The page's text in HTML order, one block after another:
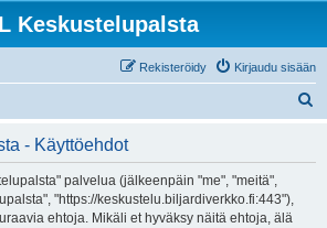
Keskustelupalsta
Kirjaudu sisään
Rekisteröidy
- Käyttöehdot
palvelua (jälkeenpäin "me", "meitä",
"https://keskustelu.biljardiverkko.fi:443"),
ehtoja. Mikäli et hyväksy näitä ehtoja, älä